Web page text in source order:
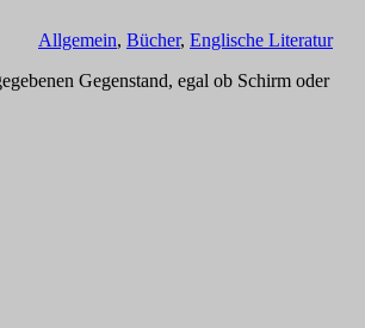
Allgemein, Bücher, Englische Literatur
Gegenstand, egal ob Schirm oder